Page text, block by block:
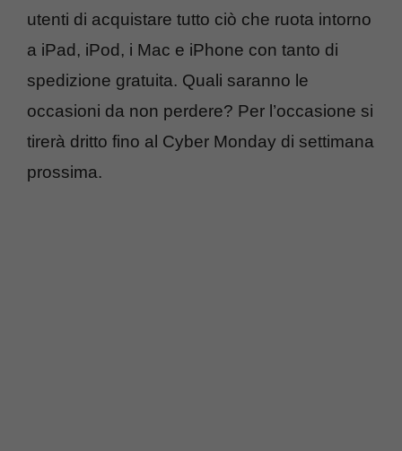
utenti di acquistare tutto ciò che ruota intorno
a iPad, iPod, i Mac e iPhone con tanto di
spedizione gratuita. Quali saranno le
occasioni da non perdere? Per l’occasione si
tirerà dritto fino al Cyber Monday di settimana
prossima.